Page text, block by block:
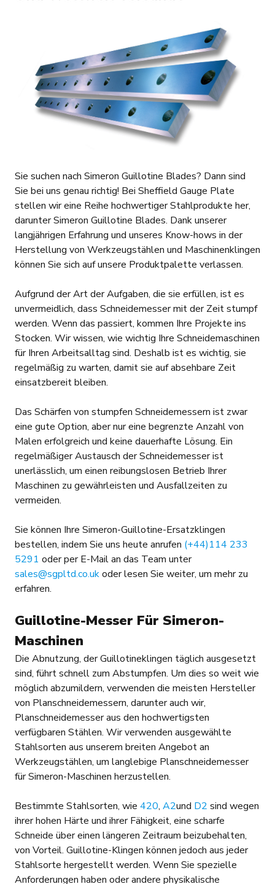
Sie suchen nach Simeron Guillotine Blades? Dann sind
Sie bei uns genau richtig! Bei Sheffield Gauge Plate
stellen wir eine Reihe hochwertiger Stahlprodukte her,
darunter Simeron Guillotine Blades. Dank unserer
langjährigen Erfahrung und unseres Know-hows in der
Herstellung von Werkzeugstählen und Maschinenklingen
können Sie sich auf unsere Produktpalette verlassen.
Aufgrund der Art der Aufgaben, die sie erfüllen, ist es
unvermeidlich, dass Schneidemesser mit der Zeit stumpf
werden. Wenn das passiert, kommen Ihre Projekte ins
Stocken. Wir wissen, wie wichtig Ihre Schneidemaschinen
für Ihren Arbeitsalltag sind. Deshalb ist es wichtig, sie
regelmäßig zu warten, damit sie auf absehbare Zeit
einsatzbereit bleiben.
Das Schärfen von stumpfen Schneidemessern ist zwar
eine gute Option, aber nur eine begrenzte Anzahl von
Malen erfolgreich und keine dauerhafte Lösung. Ein
regelmäßiger Austausch der Schneidemesser ist
unerlässlich, um einen reibungslosen Betrieb Ihrer
Maschinen zu gewährleisten und Ausfallzeiten zu
vermeiden.
Sie können Ihre Simeron-Guillotine-Ersatzklingen
bestellen, indem Sie uns heute anrufen (+44)114 233
5291 oder per E-Mail an das Team unter
sales@sgpltd.co.ukoder lesen Sie weiter, um mehr zu
erfahren.
Guillotine-Messer Für Simeron-
Maschinen
Die Abnutzung, der Guillotineklingen täglich ausgesetzt
sind, führt schnell zum Abstumpfen. Um dies so weit wie
möglich abzumildern, verwenden die meisten Hersteller
von Planschneidemessern, darunter auch wir,
Planschneidemesser aus den hochwertigsten
verfügbaren Stählen. Wir verwenden ausgewählte
Stahlsorten aus unserem breiten Angebot an
Werkzeugstählen, um langlebige Planschneidemesser
für Simeron-Maschinen herzustellen.
Bestimmte Stahlsorten, wie 420, A2und D2 sind wegen
ihrer hohen Härte und ihrer Fähigkeit, eine scharfe
Schneide über einen längeren Zeitraum beizubehalten,
von Vorteil. Guillotine-Klingen können jedoch aus jeder
Stahlsorte hergestellt werden. Wenn Sie spezielle
Anforderungen haben oder andere physikalische